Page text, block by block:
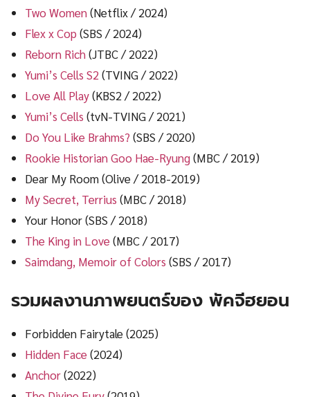
Two Women(Netflix / 2024)
Flex x Cop (SBS / 2024)
Reborn Rich(JTBC / 2022)
Yumi’s Cells S2 (TVING / 2022)
Love All Play(KBS2 / 2022)
Yumi’s Cells (tvN-TVING / 2021)
Do You Like Brahms? (SBS / 2020)
Rookie Historian Goo Hae-Ryung(MBC / 2019)
Dear My Room (Olive / 2018-2019)
My Secret, Terrius (MBC / 2018)
Your Honor (SBS / 2018)
The King in Love(MBC / 2017)
Saimdang, Memoir of Colors(SBS / 2017)
รวมผลงานภาพยนตร์ของ พัคจีฮยอน
Forbidden Fairytale (2025)
Hidden Face(2024)
Anchor(2022)